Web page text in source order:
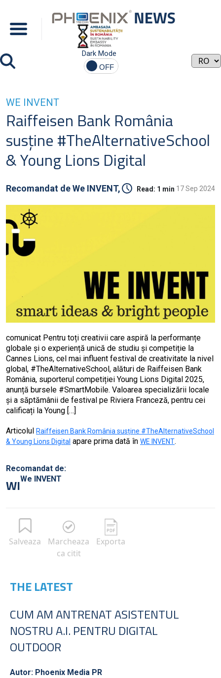
Dark Mode
WE INVENT
Raiffeisen Bank România
susține #TheAlternativeSchool
& Young Lions Digital
Recomandat deWe INVENT, Read: 1 min 17 Sep 2024
comunicat Pentru toți creativii care aspiră la performanțe
globale și o experiență unică de studiu și competiție la
Cannes Lions, cel mai influent festival de creativitate la nivel
global, #TheAlternativeSchool, alături de Raiffeisen Bank
România, suporterul competiției Young Lions Digital 2025,
anunță bursele #SmartMobile. Valoarea specializării locale
și a săptămânii de festival pe Riviera Franceză, pentru cei
calificați la Young […]
Articolul
Raiffeisen Bank România susține #TheAlternativeSchool
& Young Lions Digital apare prima dată în WE INVENT.
Recomandat de:
WIWe INVENT
Salveaza
Marcheaza
ca citit
Exporta
THE LATEST
CUM AM ANTRENAT ASISTENTUL
NOSTRU A.I. PENTRU DIGITAL
OUTDOOR
Autor: Phoenix Media PR